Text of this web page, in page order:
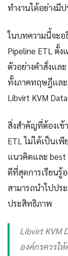
ทำงานได้อย่างมี
ในบทความนี้จะอ
Pipeline ETL ตั้
ตัวอย่างคำสั่งแล
ทั้งภาคทฤษฎีและ
Libvirt KVM
สิ่งสำคัญที่ต้องเข้
ETL ไม่ได้เป็นเ
แนวคิดและ best
ดีที่สุดการเรียนรู้
สามารถนำไปปร
ประสิทธิภาพ
Libvirt KVM
องค์กรควรใ